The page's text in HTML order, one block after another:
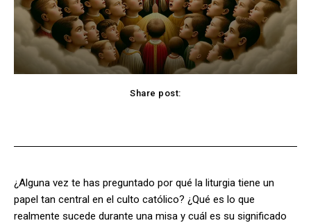
Share post:
¿Alguna vez te has preguntado por qué la liturgia tiene un
papel tan central en el culto católico? ¿Qué es lo que
realmente sucede durante una misa y cuál es su significado